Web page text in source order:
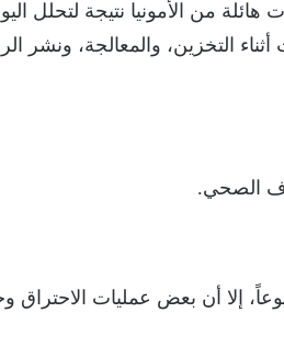
هائلة من الأمونيا نتيجة لتحلل
أثناء التخزين، والمعالجة،
الصحي.
إلا أن بعض عمليات الاحتراق